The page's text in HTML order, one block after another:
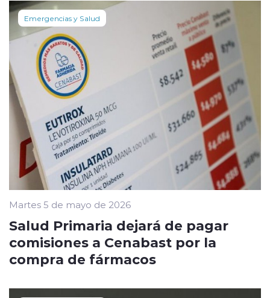
Emergencias y Salud
Martes 5 de mayo de 2026
Salud Primaria dejará de pagar
comisiones a Cenabast por la
compra de fármacos